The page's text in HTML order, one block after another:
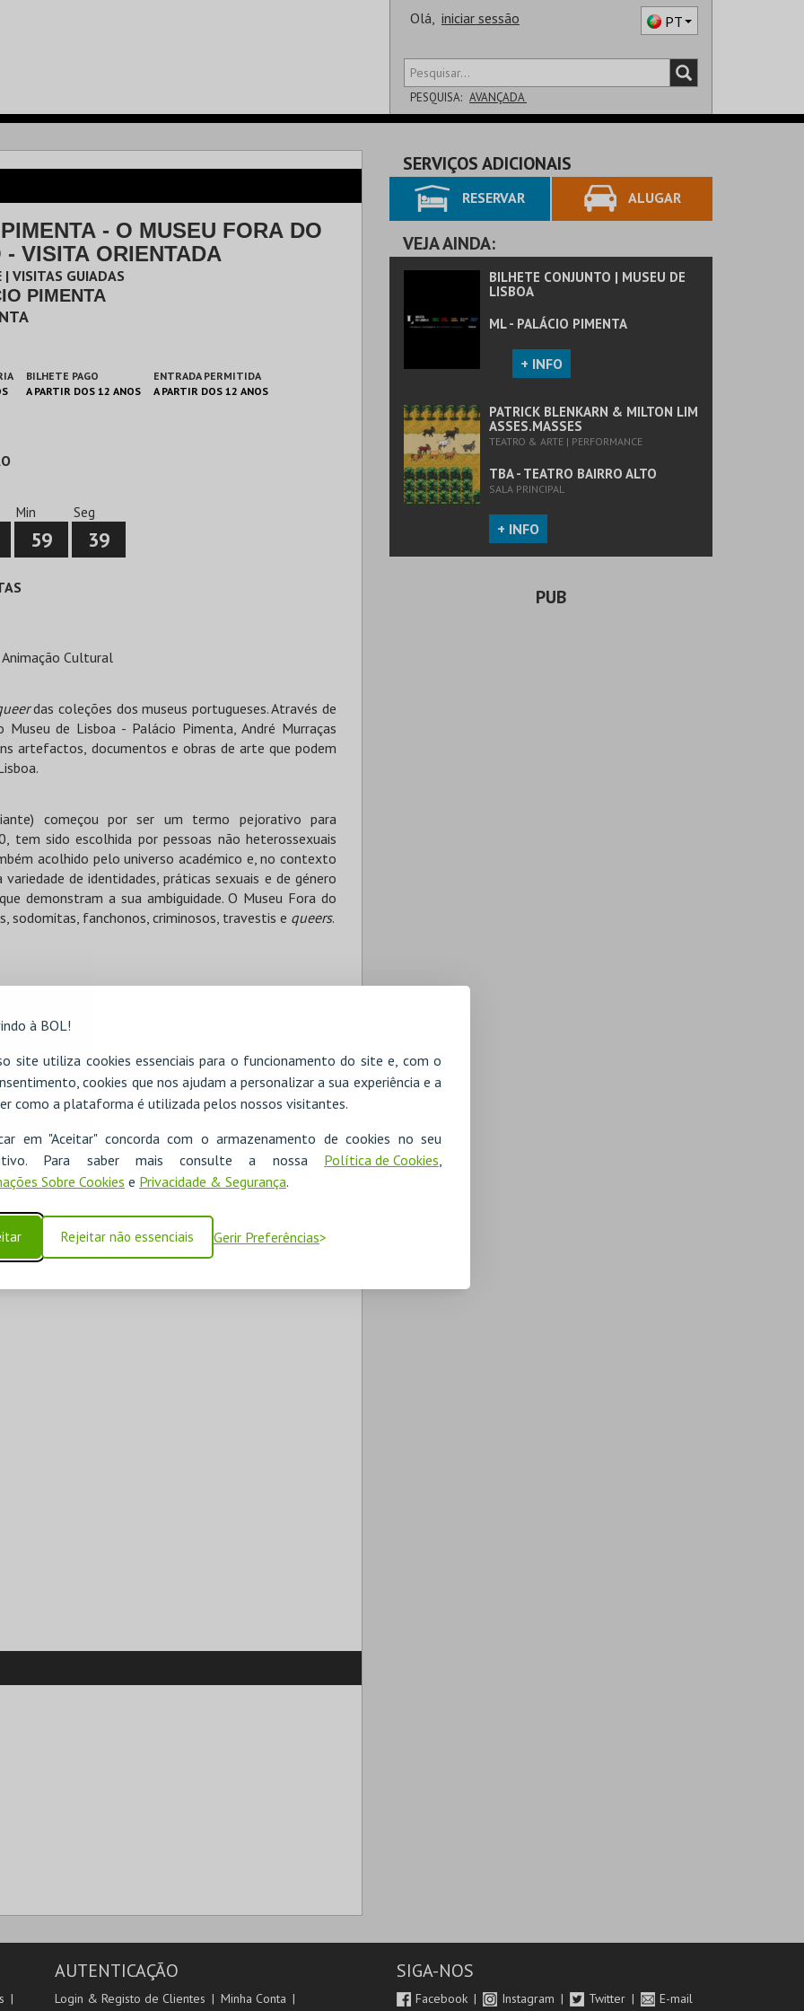
à BOL!
site utiliza cookies essenciais para o funcionamento do site e, com o
cookies que nos ajudam a personalizar a sua experiência e a
como a plataforma é utilizada pelos nossos visitantes.
em "Aceitar" concorda com o armazenamento de cookies no seu
Para saber mais consulte a nossa Política de Cookies,
Sobre Cookies e Privacidade & Segurança.
Rejeitar não essenciais Gerir Preferências
Olá, iniciar sessão PT
PESQUISA: AVANÇADA
SALA
- O MUSEU FORA DO
- VISITA ORIENTADA
| VISITAS GUIADAS
PIMENTA
BILHETE PAGO
A PARTIR DOS 12 ANOS
ENTRADA PERMITIDA
A PARTIR DOS 12 ANOS
Min
59
Seg
39
Animação Cultural
das coleções dos museus portugueses. Através de
de Lisboa - Palácio Pimenta, André Murraças
artefactos, documentos e obras de arte que podem
começou por ser um termo pejorativo para
tem sido escolhida por pessoas não heterossexuais
acolhido pelo universo académico e, no contexto
de identidades, práticas sexuais e de género
demonstram a sua ambiguidade. O Museu Fora do
sodomitas, fanchonos, criminosos, travestis e queers.
RESERVAR HOTEL ALUGAR VIATURA
SERVIÇOS ADICIONAIS
RESERVAR ALUGAR
VEJA AINDA:
BILHETE CONJUNTO | MUSEU DE
LISBOA
ML - PALÁCIO PIMENTA
+ INFO
PATRICK BLENKARN & MILTON LIM
ASSES.MASSES
TEATRO & ARTE | PERFORMANCE
TBA - TEATRO BAIRRO ALTO
SALA PRINCIPAL
+ INFO
PUB
AUTENTICAÇÃO
Login & Registo de Clientes
Minha Conta
SIGA-NOS
Facebook Instagram Twitter E-mail